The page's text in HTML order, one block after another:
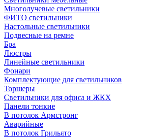
Многолучевые светильники
ФИТО светильники
Настольные светильники
Подвесные на ремне
Бра
Люстры
Линейные светильники
Фонари
Комплектующие для светильников
Торшеры
Светильники для офиса и ЖКХ
Панели тонкие
В потолок Армстронг
Аварийные
В потолок Грильято